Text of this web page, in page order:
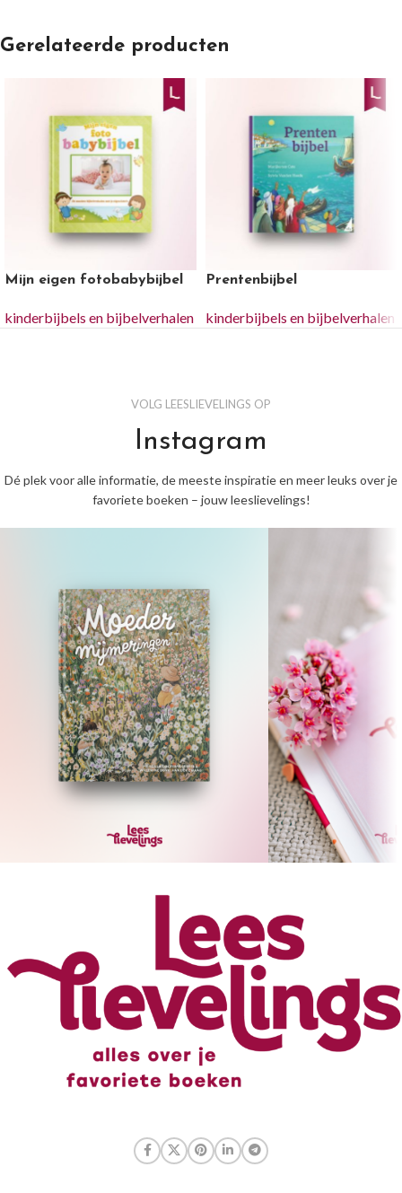
Gerelateerde producten
Mijn eigen fotobabybijbel
kinderbijbels en bijbelverhalen
Prentenbijbel
kinderbijbels en bijbelverhalen
VOLG LEESLIEVELINGS OP
Instagram
Dé plek voor alle informatie, de meeste inspiratie en meer leuks over je
favoriete boeken – jouw leeslievelings!